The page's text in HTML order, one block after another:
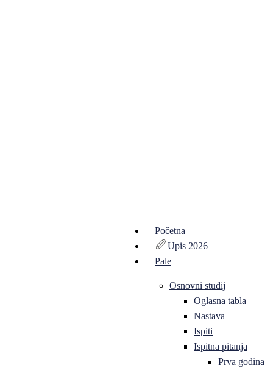
Početna
Upis 2026
Pale
Osnovni studij
Oglasna tabla
Nastava
Ispiti
Ispitna pitanja
Prva godina